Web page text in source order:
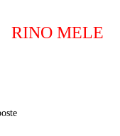
RINO MELE